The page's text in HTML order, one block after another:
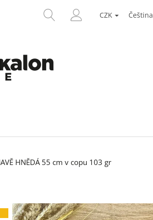
HLEDAT
CZK Čeština
HNĚDÁ 55 cm v copu 103 gr
100% JUMBO BRAID KANEKALON 1